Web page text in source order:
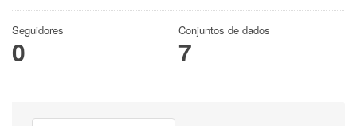
Seguidores
0
Conjuntos de dados
7